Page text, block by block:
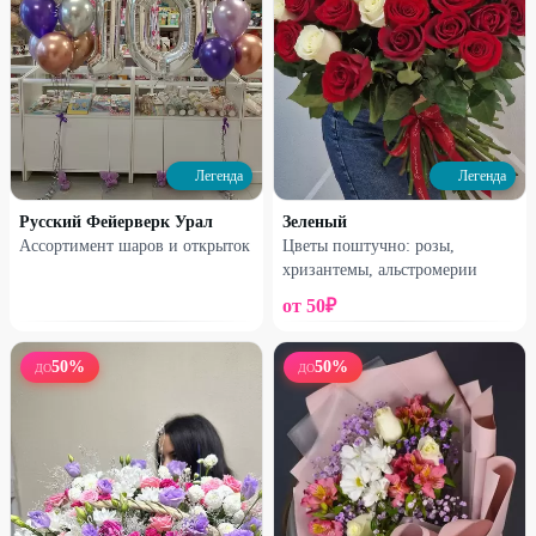
Легенда
Взрыв-шар на девичник
2090₽ 4200₽
Легенда
Набор шаров «Ам-ням»
2790₽5600
Легенда
Русский Фейерверк Урал
Ассортимент шаров и открыток
Легенда
Зеленый
Цветы поштучно: розы,
хризантемы, альстромерии
от 50₽
ДО50% ДО50%